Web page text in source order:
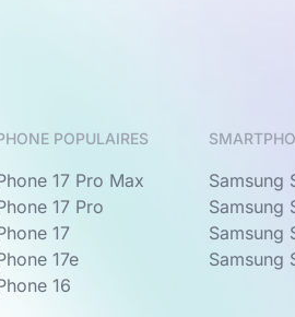
POPULAIRES
17 Pro Max
17 Pro
17
17e
16
Samsung
Samsung
Samsung
Samsung